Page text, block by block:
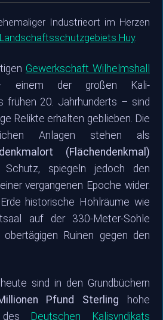
Industrieort im Herzen
Landschaftsschutzgebiets Huy.
Gewerkschaft Wilhelmshall
der großen Kali-
frühen 20. Jahrhunderts – sind
Relikte erhalten geblieben. Die
Anlagen stehen als
(Flächendenkmal)
Schutz, spiegeln jedoch den
vergangenen Epoche wider.
historische Hohlräume wie
auf der 330-Meter-Sohle
Ruinen gegen den
sind in den Grundbüchern
Pfund Sterling hohe
des Deutschen Kalisyndikats